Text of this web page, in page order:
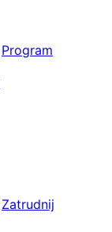
Program
Zatrudnij